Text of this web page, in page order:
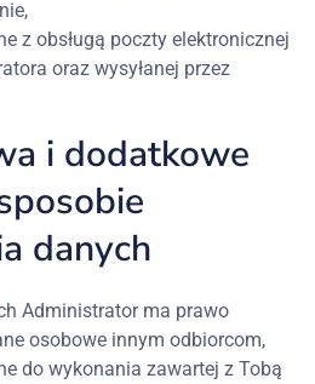
z obsługą poczty elektronicznej
oraz wysyłanej przez
i dodatkowe
danych
Administrator ma prawo
osobowe innym odbiorcom,
do wykonania zawartej z Tobą